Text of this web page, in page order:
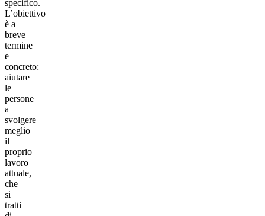
specifico.
L’obiettivo
è a
breve
termine
e
concreto:
aiutare
le
persone
a
svolgere
meglio
il
proprio
lavoro
attuale,
che
si
tratti